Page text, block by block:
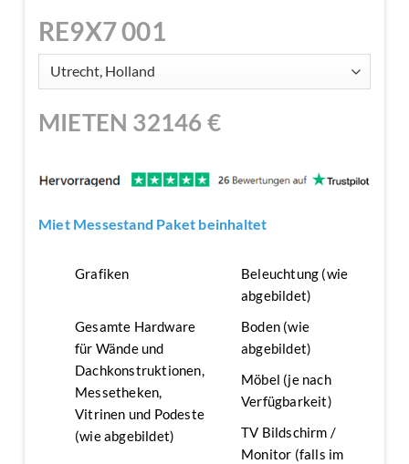
RE9X7 001
MIETEN 32146€
Miet Messestand Paket beinhaltet
Grafiken
Beleuchtung (wie
abgebildet)
Gesamte Hardware
für Wände und
Dachkonstruktionen,
Messetheken,
Vitrinen und Podeste
(wie abgebildet)
Boden (wie
abgebildet)
Möbel (je nach
Verfügbarkeit)
TV Bildschirm /
Monitor (falls im